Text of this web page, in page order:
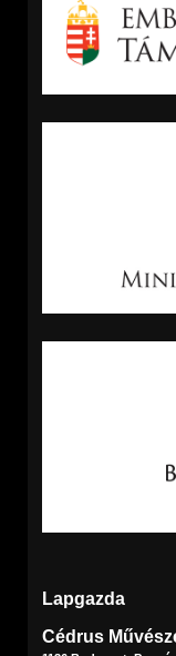
Lapgazda
Cédrus